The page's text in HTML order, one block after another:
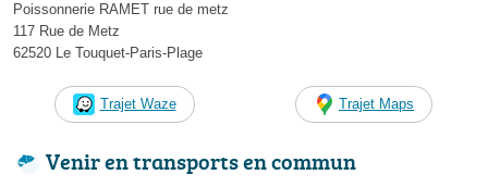
Poissonnerie RAMET rue de metz
117 Rue de Metz
62520 Le Touquet-Paris-Plage
Trajet Waze Trajet Maps
Venir en transports en commun